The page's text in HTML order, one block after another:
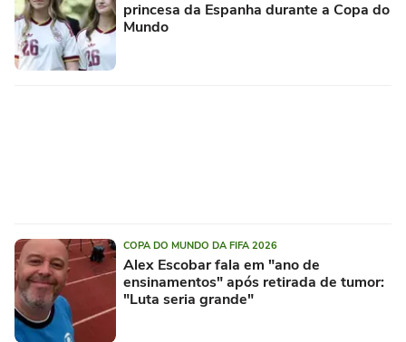
princesa da Espanha durante a Copa do
Mundo
COPA DO MUNDO DA FIFA 2026
Alex Escobar fala em "ano de
ensinamentos" após retirada de tumor:
"Luta seria grande"